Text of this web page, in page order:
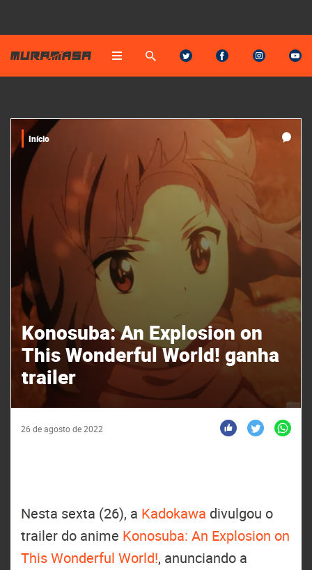
Início
Konosuba: An Explosion on
This Wonderful World! ganha
trailer
26 de agosto de 2022
Nesta sexta (26), a Kadokawa divulgou o
trailer do anime Konosuba: An Explosion on
This Wonderful World!, anunciando a